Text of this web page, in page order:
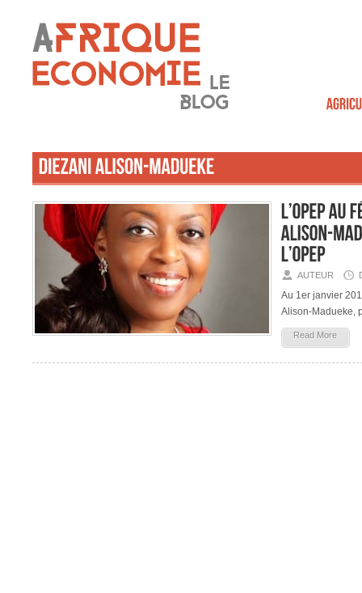
AUTEUR
Au 1er janvier
Alison-Madueke,
Read More